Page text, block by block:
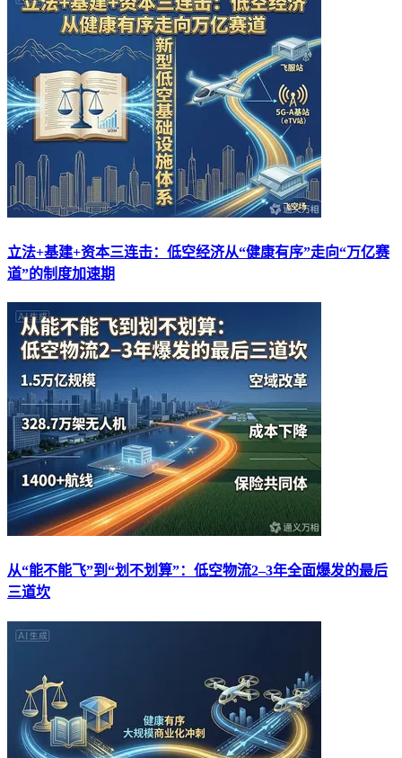
立法+基建+资本三连击：低空经济从“健康有序”走向“万亿赛
道”的制度加速期
从“能不能飞”到“划不划算”：低空物流2–3年全面爆发的最后
三道坎